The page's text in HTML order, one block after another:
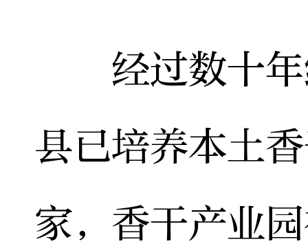
经过数十年
县已培养本土
家，香干产业